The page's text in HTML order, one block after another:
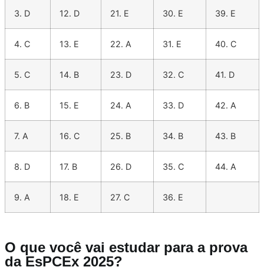
3. D 12. D 21. E 30. E 39. E
4. C 13. E 22. A 31. E 40. C
5. C 14. B 23. D 32. C 41. D
6. B 15. E 24. A 33. D 42. A
7. A 16. C 25. B 34. B 43. B
8. D 17. B 26. D 35. C 44. A
9. A 18. E 27. C 36. E
O que você vai estudar para a prova
da EsPCEx 2025?